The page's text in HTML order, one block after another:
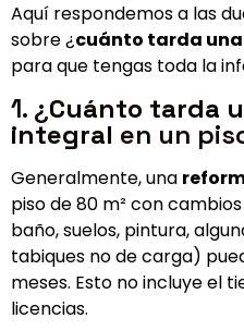
Aquí respondemos a las
sobre ¿cuánto tarda
para que tengas toda la
1. ¿Cuánto tarda
integral en un
Generalmente, una
piso de 80 m² con
baño, suelos, pintura,
tabiques no de carga)
meses. Esto no incluye el
licencias.